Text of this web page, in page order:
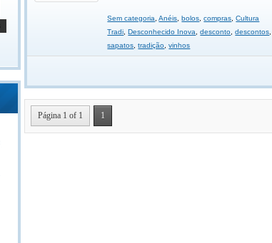
Sem categoria ,Anéis ,bolos ,compras ,Cultura
Tradi ,Desconhecido Inova ,desconto ,descontos
sapatos ,tradição ,vinhos
Página 1 of 1 1